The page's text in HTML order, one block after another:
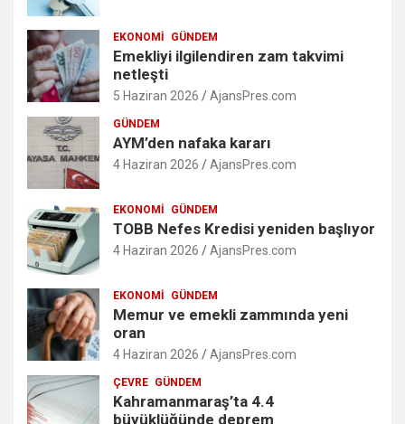
EKONOMI GÜNDEM
Emekliyi ilgilendiren zam takvimi
netleşti
5 Haziran 2026 AjansPres.com
GÜNDEM
AYM’den nafaka kararı
4 Haziran 2026 AjansPres.com
EKONOMI GÜNDEM
TOBB Nefes Kredisi yeniden başlıyor
4 Haziran 2026 AjansPres.com
EKONOMI GÜNDEM
Memur ve emekli zammında yeni
oran
4 Haziran 2026 AjansPres.com
ÇEVRE GÜNDEM
Kahramanmaraş’ta 4.4
büyüklüğünde deprem